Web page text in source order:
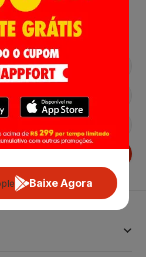
Baixe Agora
Novidades
e Promoções!
de Privacidade.